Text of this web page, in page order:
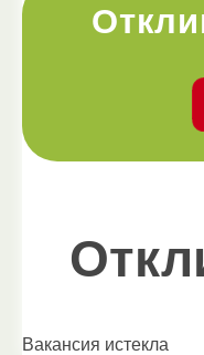
Вакансия истекла